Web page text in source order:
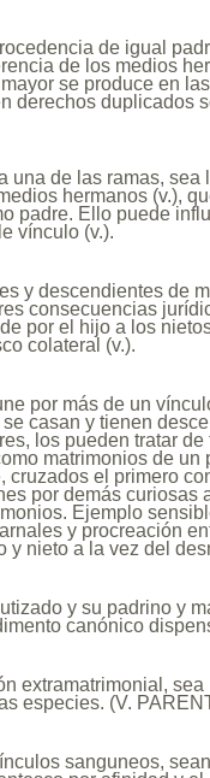
de igual
de los medios
se produce en
derechos duplicados
una de las ramas, sea
hermanos (v.),
padre. Ello puede
vínculo (v.).
y descendientes de
consecuencias
por el hijo a los
colateral (v.).
por más de un
casan y tienen
los pueden tratar
matrimonios de un
cruzados el primero
por demás curiosas
Ejemplo
y procreación
y nieto a la vez del
y su padrino y
canónico
extramatrimonial,
especies. (V.
sanguneos,